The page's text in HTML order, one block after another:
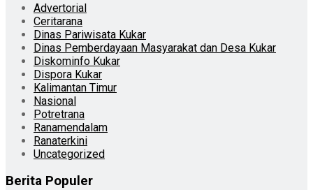
Advertorial
Ceritarana
Dinas Pariwisata Kukar
Dinas Pemberdayaan Masyarakat dan Desa Kukar
Diskominfo Kukar
Dispora Kukar
Kalimantan Timur
Nasional
Potretrana
Ranamendalam
Ranaterkini
Uncategorized
Berita Populer